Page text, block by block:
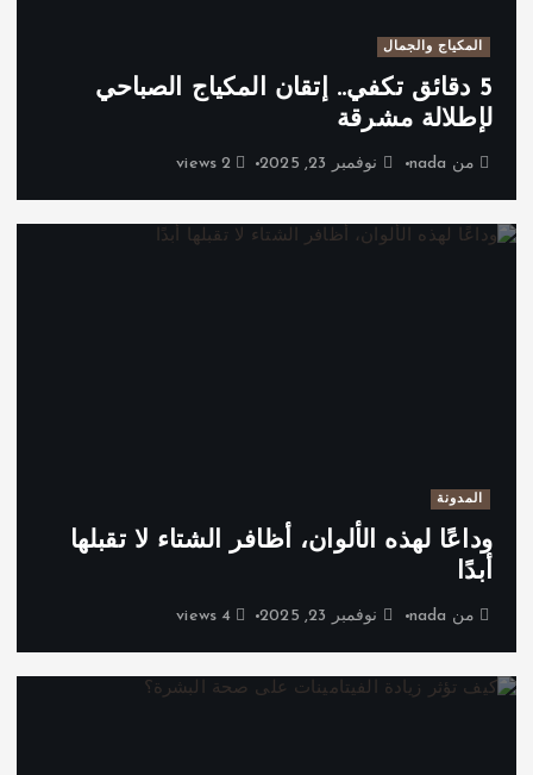
المكياج والجمال
5 دقائق تكفي.. إتقان المكياج الصباحي
لإطلالة مشرقة
من nada نوفمبر 23, 2025 2 views
المدونة
وداعًا لهذه الألوان، أظافر الشتاء لا تقبلها
أبدًا
من nada نوفمبر 23, 2025 4 views